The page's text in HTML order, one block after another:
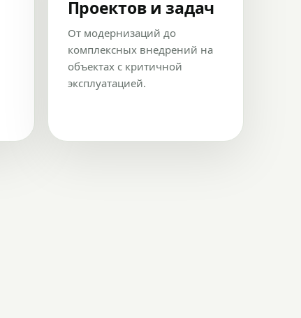
Проектов и задач
От модернизаций до
комплексных внедрений на
объектах с критичной
эксплуатацией.